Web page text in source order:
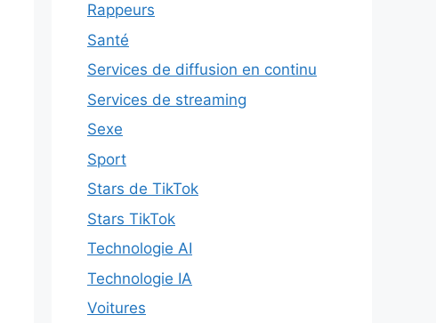
Rappeurs
Santé
Services de diffusion en continu
Services de streaming
Sexe
Sport
Stars de TikTok
Stars TikTok
Technologie AI
Technologie IA
Voitures